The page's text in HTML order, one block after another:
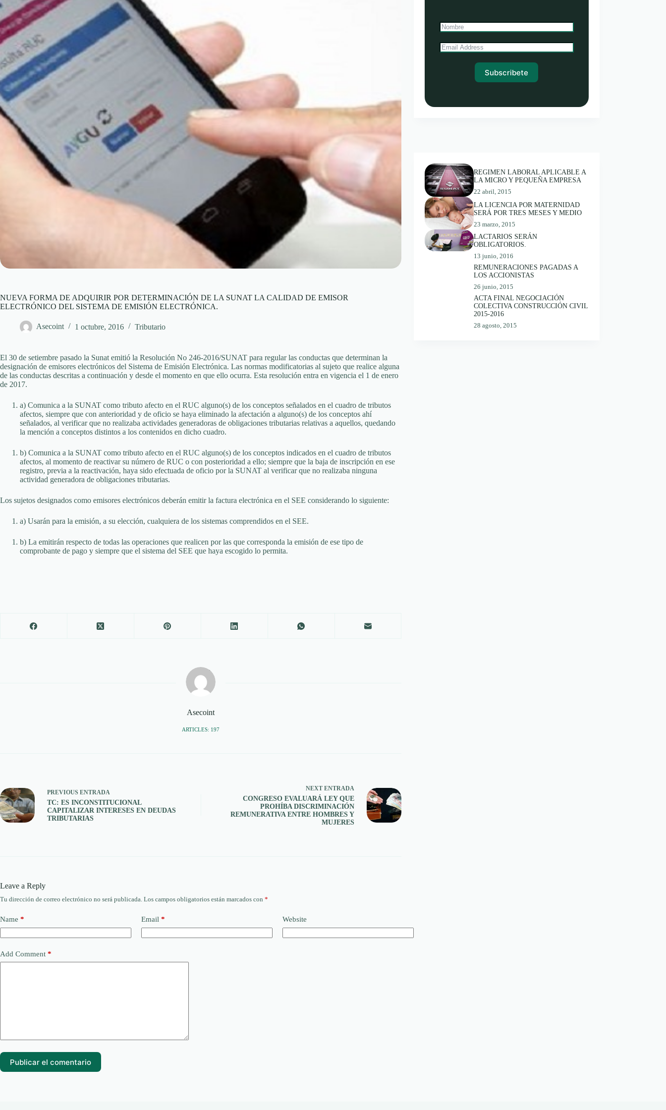
NUEVA FORMA DE ADQUIRIR POR DETERMINACIÓN DE LA SUNAT LA CALIDAD DE EMISOR
ELECTRÓNICO DEL SISTEMA DE EMISIÓN ELECTRÓNICA.
Asecoint 1 octubre, 2016 Tributario
El 30 de setiembre pasado la Sunat emitió la Resolución No 246-2016/SUNAT para regular las conductas que determinan la
designación de emisores electrónicos del Sistema de Emisión Electrónica. Las normas modificatorias al sujeto que realice alguna
de las conductas descritas a continuación y desde el momento en que ello ocurra. Esta resolución entra en vigencia el 1 de enero
de 2017.
a) Comunica a la SUNAT como tributo afecto en el RUC alguno(s) de los conceptos señalados en el cuadro de tributos
afectos, siempre que con anterioridad y de oficio se haya eliminado la afectación a alguno(s) de los conceptos ahí
señalados, al verificar que no realizaba actividades generadoras de obligaciones tributarias relativas a aquellos, quedando
la mención a conceptos distintos a los contenidos en dicho cuadro.
b) Comunica a la SUNAT como tributo afecto en el RUC alguno(s) de los conceptos indicados en el cuadro de tributos
afectos, al momento de reactivar su número de RUC o con posterioridad a ello; siempre que la baja de inscripción en ese
registro, previa a la reactivación, haya sido efectuada de oficio por la SUNAT al verificar que no realizaba ninguna
actividad generadora de obligaciones tributarias.
Los sujetos designados como emisores electrónicos deberán emitir la factura electrónica en el SEE considerando lo siguiente:
a) Usarán para la emisión, a su elección, cualquiera de los sistemas comprendidos en el SEE.
b) La emitirán respecto de todas las operaciones que realicen por las que corresponda la emisión de ese tipo de
comprobante de pago y siempre que el sistema del SEE que haya escogido lo permita.
Asecoint
ARTICLES: 197
PREVIOUS ENTRADA
TC: ES INCONSTITUCIONAL
CAPITALIZAR INTERESES EN DEUDAS
TRIBUTARIAS
NEXTENTRADA
CONGRESO EVALUARÁ LEY QUE
PROHÍBA DISCRIMINACIÓN
REMUNERATIVA ENTRE HOMBRES Y
MUJERES
Leave a Reply
Tu dirección de correo electrónico no será publicada. Los campos obligatorios están marcados con *
Name * Email * Website
Add Comment *
Publicar el comentario
Subscribete
REGIMEN LABORAL APLICABLE A
LA MICRO Y PEQUEÑA EMPRESA
22 abril, 2015
LA LICENCIA POR MATERNIDAD
SERÁ POR TRES MESES Y MEDIO
23 marzo, 2015
LACTARIOS SERÁN
OBLIGATORIOS.
13 junio, 2016
REMUNERACIONES PAGADAS A
LOS ACCIONISTAS
26 junio, 2015
ACTA FINAL NEGOCIACIÓN
COLECTIVA CONSTRUCCIÓN CIVIL
2015-2016
28 agosto, 2015